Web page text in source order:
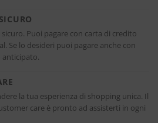
Puoi pagare con carta di credito
Se lo desideri puoi pagare anche con
anticipato.
la tua esperienza di shopping unica. Il
care è pronto ad assisterti in ogni